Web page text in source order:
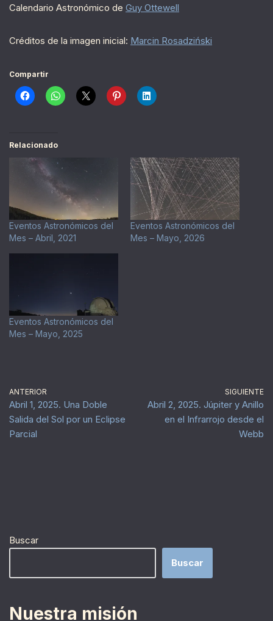
Calendario Astronómico de Guy Ottewell
Créditos de la imagen inicial: Marcin Rosadziński
Compartir
Relacionado
Eventos Astronómicos del
Mes – Abril, 2021
Eventos Astronómicos del
Mes – Mayo, 2026
Eventos Astronómicos del
Mes – Mayo, 2025
ANTERIOR
Abril 1, 2025. Una Doble
Salida del Sol por un Eclipse
Parcial
SIGUIENTE
Abril 2, 2025. Júpiter y Anillo
en el Infrarrojo desde el
Webb
Buscar
Buscar
Nuestra misión